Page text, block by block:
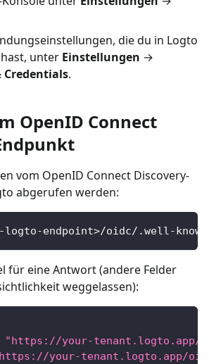
die du in Logto
unter Einstellungen →
Credentials.
OpenID Connect
vom OpenID Connect Discovery-
abgerufen werden:
endpoint>/oidc/.well-
für eine Antwort (andere Felder
weggelassen):
"https://your-tenant.logto.app/
your-tenant.logto.app/